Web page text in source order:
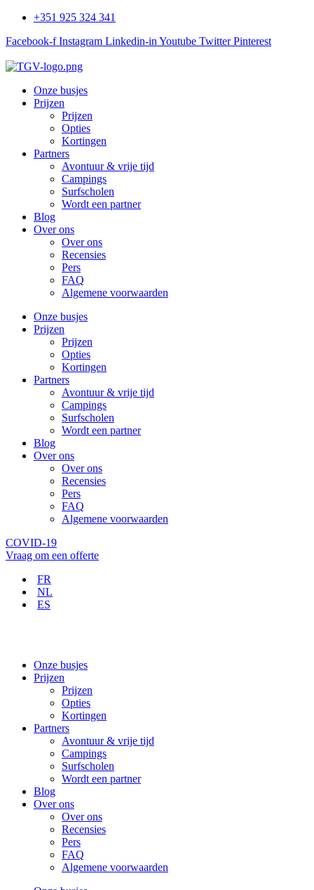
+351 925 324 341
Facebook-f Instagram Linkedin-in Youtube Twitter Pinterest
Onze busjes
Prijzen
Prijzen
Opties
Kortingen
Partners
Avontuur & vrije tijd
Campings
Surfscholen
Wordt een partner
Blog
Over ons
Over ons
Recensies
Pers
FAQ
Algemene voorwaarden
Onze busjes
Prijzen
Prijzen
Opties
Kortingen
Partners
Avontuur & vrije tijd
Campings
Surfscholen
Wordt een partner
Blog
Over ons
Over ons
Recensies
Pers
FAQ
Algemene voorwaarden
COVID-19
Vraag om een offerte
FR
NL
ES
Onze busjes
Prijzen
Prijzen
Opties
Kortingen
Partners
Avontuur & vrije tijd
Campings
Surfscholen
Wordt een partner
Blog
Over ons
Over ons
Recensies
Pers
FAQ
Algemene voorwaarden